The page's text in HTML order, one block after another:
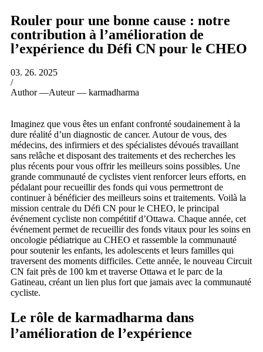
Rouler pour une bonne cause : notre
contribution à l’amélioration de
l’expérience du Défi CN pour le CHEO
03. 26. 2025
/
Author —Auteur — karmadharma
Imaginez que vous êtes un enfant confronté soudainement à la
dure réalité d’un diagnostic de cancer. Autour de vous, des
médecins, des infirmiers et des spécialistes dévoués travaillant
sans relâche et disposant des traitements et des recherches les
plus récents pour vous offrir les meilleurs soins possibles. Une
grande communauté de cyclistes vient renforcer leurs efforts, en
pédalant pour recueillir des fonds qui vous permettront de
continuer à bénéficier des meilleurs soins et traitements. Voilà la
mission centrale du Défi CN pour le CHEO, le principal
événement cycliste non compétitif d’Ottawa. Chaque année, cet
événement permet de recueillir des fonds vitaux pour les soins en
oncologie pédiatrique au CHEO et rassemble la communauté
pour soutenir les enfants, les adolescents et leurs familles qui
traversent des moments difficiles. Cette année, le nouveau Circuit
CN fait près de 100 km et traverse Ottawa et le parc de la
Gatineau, créant un lien plus fort que jamais avec la communauté
cycliste.
Le rôle de karmadharma dans
l’amélioration de l’expérience